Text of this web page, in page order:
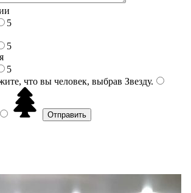
5
5
5
что вы человек, выбрав Звезду.